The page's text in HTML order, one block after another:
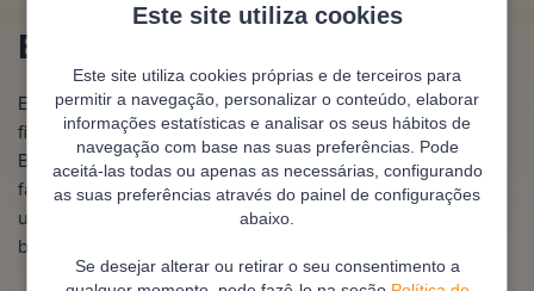
Este site utiliza cookies
Este site utiliza cookies próprias e de terceiros para
permitir a navegação, personalizar o conteúdo, elaborar
informações estatísticas e analisar os seus hábitos de
navegação com base nas suas preferências. Pode
aceitá-las todas ou apenas as necessárias, configurando
as suas preferências através do painel de configurações
abaixo.
Se desejar alterar ou retirar o seu consentimento a
BPI Crédito Habitação
El BPI Crédito Habitação é uma das principais soluções de
financiamento imobiliário em Portugal, oferecida pelo
Banco BPI. Permite adquirir casa, transferir hipoteca ou
fazer obras, com várias modalidades e prazos flexíveis. É
uma opção procurada por quem valoriza segurança
bancária e condições estáveis.